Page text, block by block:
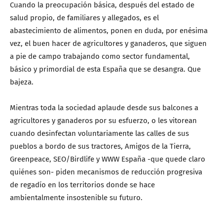
Cuando la preocupación básica, después del estado de
salud propio, de familiares y allegados, es el
abastecimiento de alimentos, ponen en duda, por enésima
vez, el buen hacer de agricultores y ganaderos, que siguen
a pie de campo trabajando como sector fundamental,
básico y primordial de esta España que se desangra. Que
bajeza.
Mientras toda la sociedad aplaude desde sus balcones a
agricultores y ganaderos por su esfuerzo, o les vitorean
cuando desinfectan voluntariamente las calles de sus
pueblos a bordo de sus tractores, Amigos de la Tierra,
Greenpeace, SEO/Birdlife y WWW España -que quede claro
quiénes son- piden mecanismos de reducción progresiva
de regadío en los territorios donde se hace
ambientalmente insostenible su futuro.